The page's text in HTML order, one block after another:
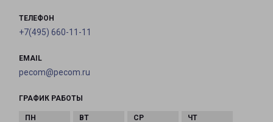
ТЕЛЕФОН
+7(495) 660-11-11
EMAIL
pecom@pecom.ru
ГРАФИК РАБОТЫ